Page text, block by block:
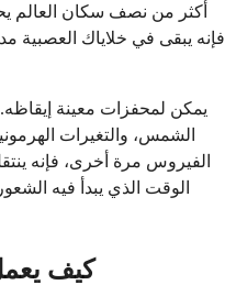
أكثر من نصف سكان العالم
فإنه يبقى في خلاياك العصبية
يمكن لمحفزات معينة
الشمس، والتغيرات
الفيروس مرة أخرى، فإنه
الوقت الذي يبدأ فيه
كيف